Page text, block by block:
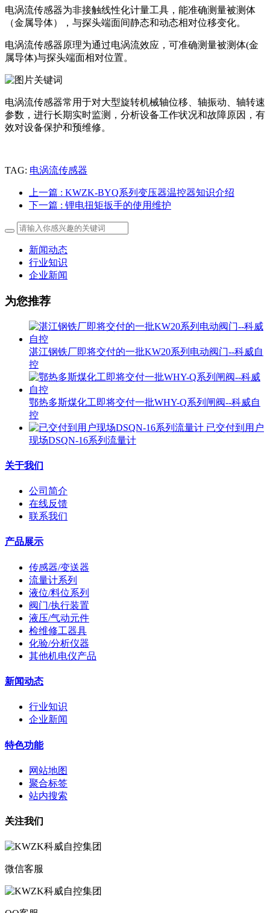
电涡流传感器为非接触线性化计量工具，能准确测量被测体
（金属导体），与探头端面间静态和动态相对位移变化。
电涡流传感器原理为通过电涡流效应，可准确测量被测体(金
属导体)与探头端面相对位置。
电涡流传感器常用于对大型旋转机械轴位移、轴振动、轴转速
参数，进行长期实时监测，分析设备工作状况和故障原因，有
效对设备保护和预维修。
TAG: 电涡流传感器
上一篇 : KWZK-BYQ系列变压器温控器知识介绍
下一篇 : 锂电扭矩扳手的使用维护
新闻动态
行业知识
企业新闻
为您推荐
湛江钢铁厂即将交付的一批KW20系列电动阀门--科威自
控
鄂热多斯煤化工即将交付一批WHY-Q系列闸阀--科威自
控
已交付到用户
现场DSQN-16系列流量计
关于我们
公司简介
在线反馈
联系我们
产品展示
传感器/变送器
流量计系列
液位/料位系列
阀门/执行装置
液压/气动元件
检维修工器具
化验/分析仪器
其他机电仪产品
新闻动态
行业知识
企业新闻
特色功能
网站地图
聚合标签
站内搜索
关注我们
微信客服